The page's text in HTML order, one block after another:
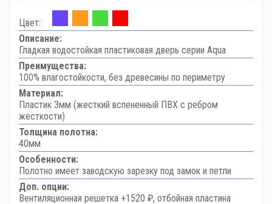
Цвет:
Описание:
Гладкая водостойкая пластиковая дверь серии Aqua
Преимущества:
100% влагостойкости, без древесины по периметру
Материал:
Пластик 3мм (жесткий вспененный ПВХ с ребром
жесткости)
Толщина полотна:
40мм
Особенности:
Полотно имеет заводскую зарезку под замок и петли
Доп. опции:
Вентиляционная решетка +1520 ₽, отбойная пластина